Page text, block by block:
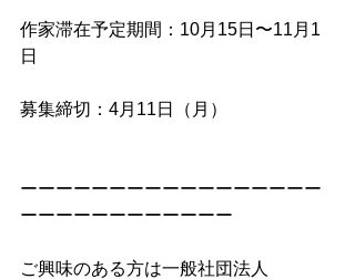
作家滞在予定期間：10月15日〜11月1
日
募集締切：4月11日（月）
ーーーーーーーーーーーーーーーーー
ーーーーーーーーーーーー
ご興味のある方は一般社団法人